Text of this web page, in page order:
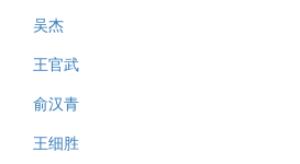
吴杰
王官武
俞汉青
王细胜